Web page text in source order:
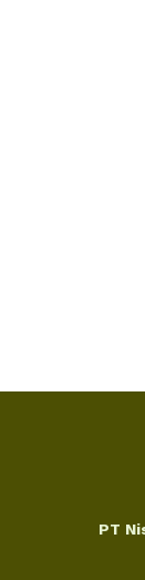
PT